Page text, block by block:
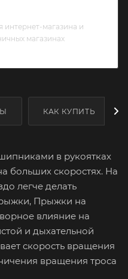
интернет-магазина и
магазинах
КАК КУПИТЬ
в рукоятках
больших скоростях. На
легче делать
Прыжки на
влияние на
и дыхательной
скорость вращения
вращения троса